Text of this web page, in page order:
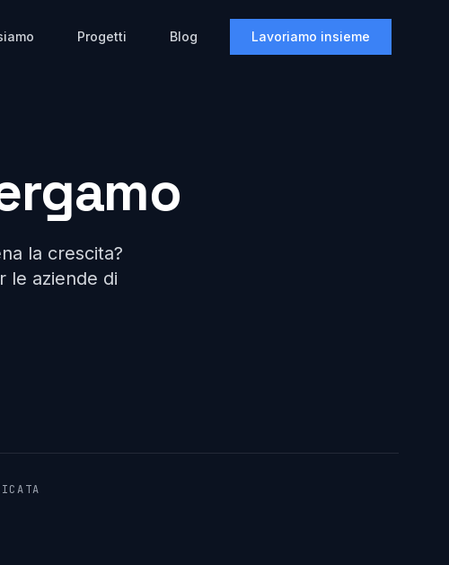
Progetti Blog Lavoriamo insieme
la crescita?
le aziende di